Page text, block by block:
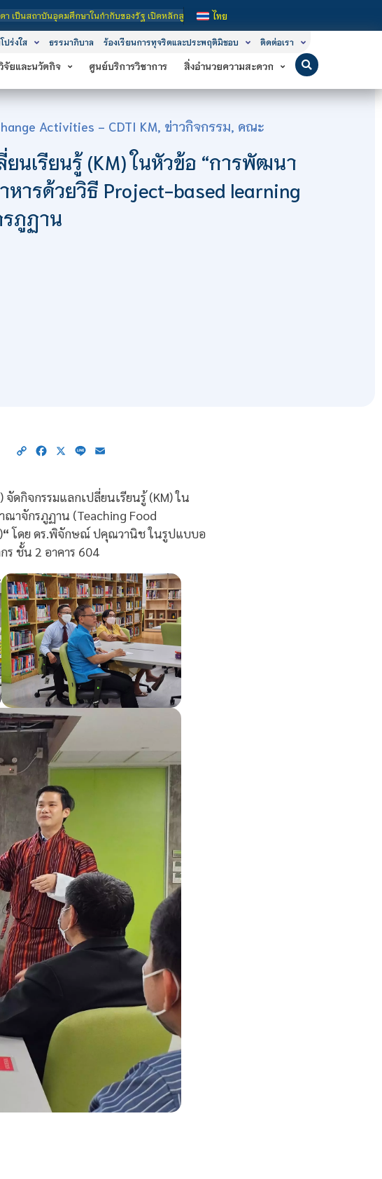
ษาในกำกับของรัฐ เปิดหลักสูตรการเรียนการสอน 3 ระดับ คือ ระดับประกาศนียบัตรวิชาชีพ (ปวช.), ระ
ไทย
ปร่งใส ธรรมาภิบาล ร้องเรียนการทุจริตและประพฤติมิชอบ ติดต่อเรา
จัยและนวัตกิจ ศูนย์บริการวิชาการ สิ่งอำนวยความสะดวก
Activities - CDTI KM, ข่าวกิจกรรม, คณะ
นเรียนรู้ (KM) ในหัวข้อ “การพัฒนา
ารด้วยวิธี Project-based learning
ภูฏาน
Copy Facebook
X Line
ดกิจกรรมแลกเปลี่ยนเรียนรู้ (KM) ใน
ณาจักรภูฏาน (Teaching Food
“โดย ดร.พิจักษณ์ ปคุณวานิช ในรูปแบบอ
ชั้น 2 อาคาร 604